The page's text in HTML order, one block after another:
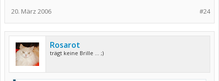
#24
20. März 2006
Rosarot
trägt keine Brille ... ;)